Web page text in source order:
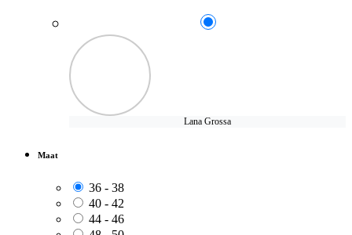
Lana Grossa
Maat
36 - 38
40 - 42
44 - 46